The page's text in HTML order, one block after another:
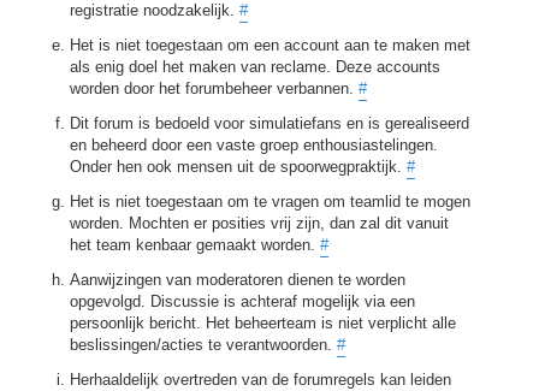
registratie noodzakelijk. #
Het is niet toegestaan om een account aan te maken met
als enig doel het maken van reclame. Deze accounts
worden door het forumbeheer verbannen. #
Dit forum is bedoeld voor simulatiefans en is gerealiseerd
en beheerd door een vaste groep enthousiastelingen.
Onder hen ook mensen uit de spoorwegpraktijk. #
Het is niet toegestaan om te vragen om teamlid te mogen
worden. Mochten er posities vrij zijn, dan zal dit vanuit
het team kenbaar gemaakt worden. #
Aanwijzingen van moderatoren dienen te worden
opgevolgd. Discussie is achteraf mogelijk via een
persoonlijk bericht. Het beheerteam is niet verplicht alle
beslissingen/acties te verantwoorden. #
Herhaaldelijk overtreden van de forumregels kan leiden